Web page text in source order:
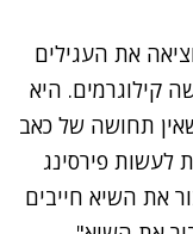
את העגילים
קילוגרמים. היא
תחושה של כאב
לעשות פירסינג
את השיא חייבים